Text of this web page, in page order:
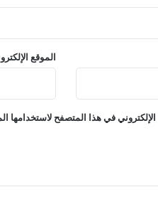
الموقع
في هذا المتصفح لاستخدامها